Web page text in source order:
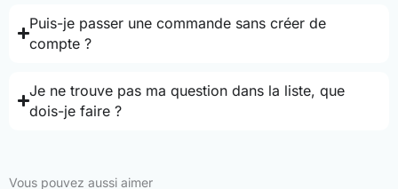
Puis-je passer une commande sans créer de
compte ?
Je ne trouve pas ma question dans la liste, que
dois-je faire ?
Vous pouvez aussi aimer